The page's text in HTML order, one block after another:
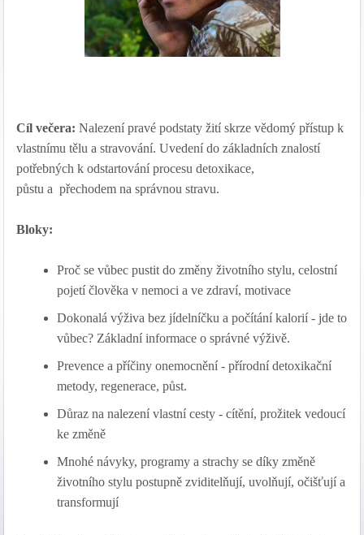
Cíl večera: Nalezení pravé podstaty žití skrze vědomý přístup k
vlastnímu tělu a stravování. Uvedení do základních znalostí
potřebných k odstartování procesu detoxikace,
půstu a přechodem na správnou stravu.
Bloky:
Proč se vůbec pustit do změny životního stylu, celostní
pojetí člověka v nemoci a ve zdraví, motivace
Dokonalá výživa bez jídelníčku a počítání kalorií - jde to
vůbec? Základní informace o správné výživě.
Prevence a příčiny onemocnění - přírodní detoxikační
metody, regenerace, půst.
Důraz na nalezení vlastní cesty - cítění, prožitek vedoucí
ke změně
Mnohé návyky, programy a strachy se díky změně
životního stylu postupně zviditelňují, uvolňují, očišťují a
transformují